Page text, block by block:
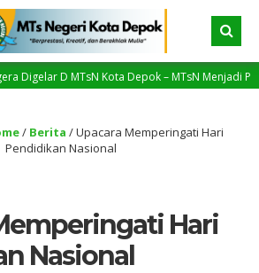
D MTsN Kota Depok – MTsN Menjadi Pilot
/ Berita /Upacara Memperingati Hari
Pendidikan Nasional
Hari
Nasional